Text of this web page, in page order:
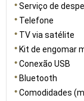
Serviço de
Telefone
TV via satélite
Kit de engomar
Conexão USB
Bluetooth
Comodidades